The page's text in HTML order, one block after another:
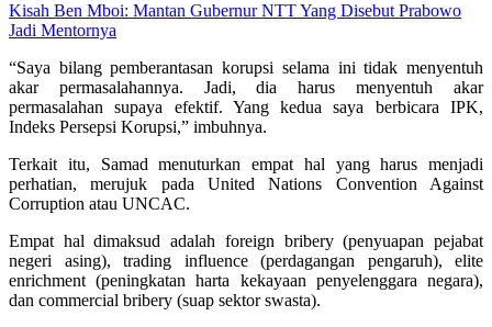
Kisah Ben Mboi: Mantan Gubernur NTT Yang Disebut Prabowo
Jadi Mentornya
“Saya bilang pemberantasan korupsi selama ini tidak menyentuh
akar permasalahannya. Jadi, dia harus menyentuh akar
permasalahan supaya efektif. Yang kedua saya berbicara IPK,
Indeks Persepsi Korupsi,” imbuhnya.
Terkait itu, Samad menuturkan empat hal yang harus menjadi
perhatian, merujuk pada United Nations Convention Against
Corruption atau UNCAC.
Empat hal dimaksud adalah foreign bribery (penyuapan pejabat
negeri asing), trading influence (perdagangan pengaruh), elite
enrichment (peningkatan harta kekayaan penyelenggara negara),
dan commercial bribery (suap sektor swasta).